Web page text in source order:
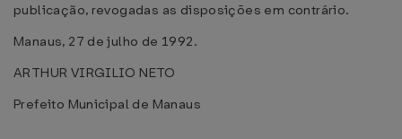
publicação, revogadas as disposições em contrário.
Manaus, 27 de julho de 1992.
ARTHUR VIRGILIO NETO
Prefeito Municipal de Manaus